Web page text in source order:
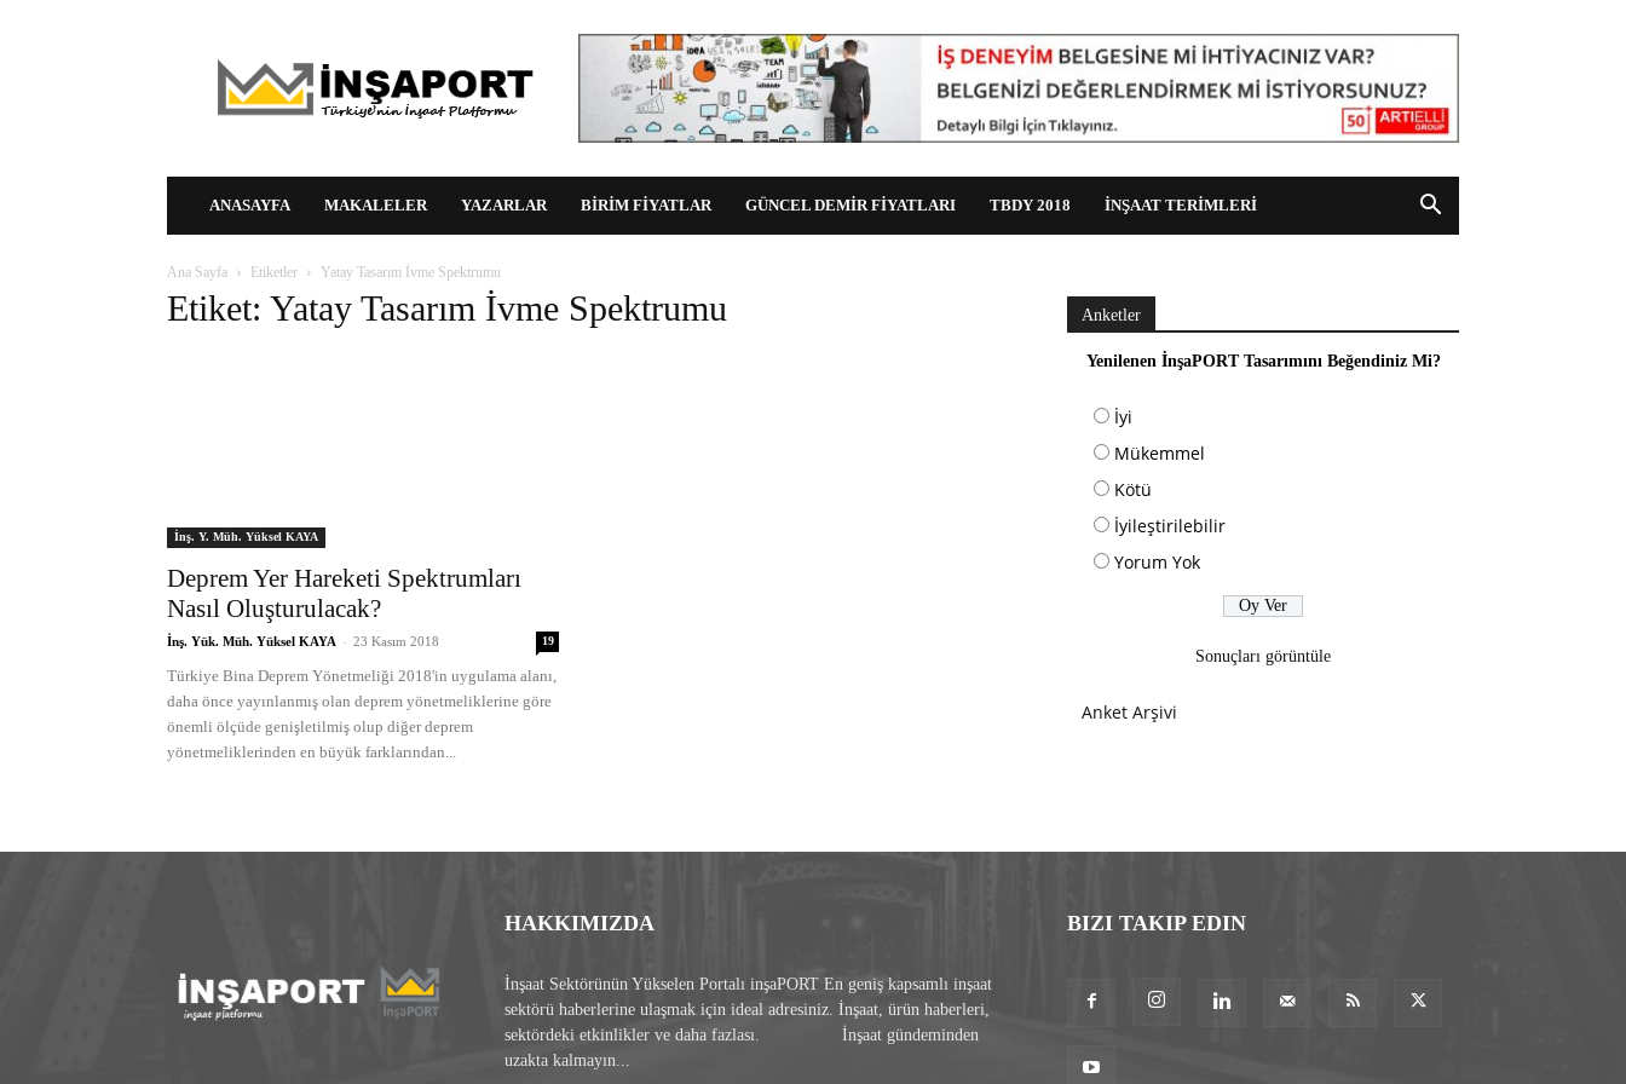
|
İnşaat
Platformu
İnşaat
Portalı
ANASAYFA MAKALELER YAZARLAR BİRİM FİYATLAR GÜNCEL DEMİR FİYATLARI TBDY 2018 İNŞAAT TERİMLERİ
Ana Sayfa Etiketler Yatay Tasarım İvme Spektrumu
Etiket: Yatay Tasarım İvme Spektrumu
İnş. Y. Müh. Yüksel KAYA
Deprem Yer Hareketi Spektrumları
Nasıl Oluşturulacak?
İnş. Yük. Müh. Yüksel KAYA - 23 Kasım 2018 19
Türkiye Bina Deprem Yönetmeliği 2018'in uygulama alanı,
daha önce yayınlanmış olan deprem yönetmeliklerine göre
önemli ölçüde genişletilmiş olup diğer deprem
yönetmeliklerinden en büyük farklarından...
Anketler
Yenilenen İnşaPORT Tasarımını Beğendiniz Mi?
İyi
Mükemmel
Kötü
İyileştirilebilir
Yorum Yok
Sonuçları görüntüle
Anket Arşivi
HAKKIMIZDA
İnşaat Sektörünün Yükselen Portalı inşaPORT En geniş kapsamlı inşaat
sektörü haberlerine ulaşmak için ideal adresiniz. İnşaat, ürün haberleri,
sektördeki etkinlikler ve daha fazlası. İnşaat gündeminden
uzakta kalmayın...
BIZI TAKIP EDIN